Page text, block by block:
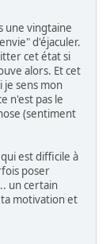
une vingtaine
d'éjaculer.
cet état si
alors. Et cet
je sens mon
n'est pas le
(sentiment
est difficile à
poser
un certain
motivation et